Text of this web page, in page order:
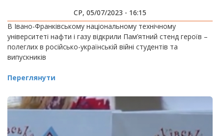
СР, 05/07/2023 - 16:15
В Івано-Франківському національному технічному
університеті нафти і газу відкрили Пам’ятний стенд героїв –
полеглих в російсько-українській війні студентів та
випускників
Переглянути